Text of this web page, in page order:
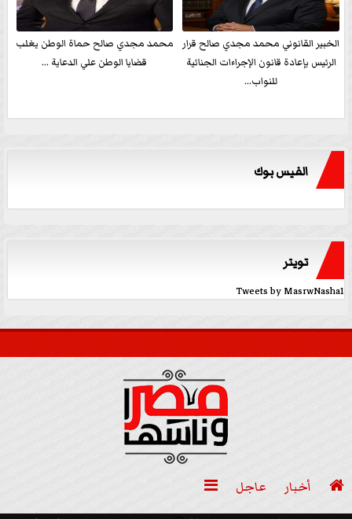
الخبير القانوني محمد مجدي صالح قرار
الرئيس بإعادة قانون الإجراءات الجنائية
للنواب...
محمد مجدي صالح حماة الوطن يغلب
قضايا الوطن علي الدعاية ...
الفيس بوك
تويتر
Tweets by MasrwNasha1
 أخبار عاجل
